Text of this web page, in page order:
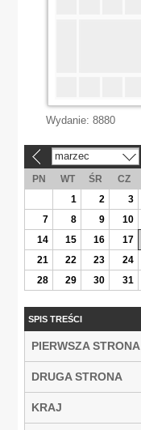
Wydanie: 8880
marzec
PN WT ŚR CZ
1
2 3
7
8 9 10
14
15 16 17
21
22 23 24
28
29 30 31
SPIS TREŚCI
PIERWSZA STRONA
DRUGA STRONA
KRAJ